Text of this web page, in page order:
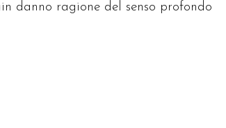
danno ragione del senso profondo